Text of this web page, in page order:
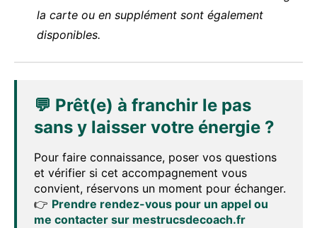
la carte ou en supplément sont également
disponibles.
💬 Prêt(e) à franchir le pas
sans y laisser votre énergie ?
Pour faire connaissance, poser vos questions
et vérifier si cet accompagnement vous
convient, réservons un moment pour échanger.
👉 Prendre rendez-vous pour un appel ou
me contacter sur mestrucsdecoach.fr